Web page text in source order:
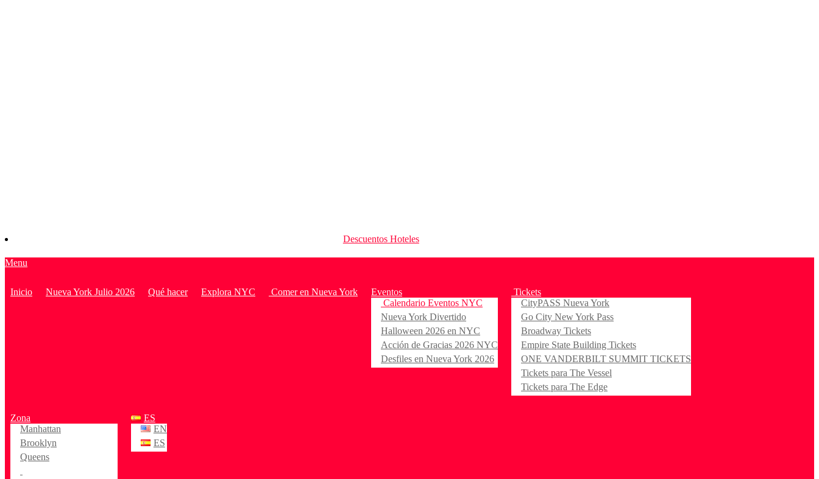
Descuentos Hoteles
Menu
Inicio Nueva York Julio 2026 Qué hacer Explora NYC Comer en Nueva York
Eventos
Calendario Eventos NYC
Nueva York Divertido
Halloween 2026 en NYC
Acción de Gracias 2026 NYC
Desfiles en Nueva York 2026
Tickets
CityPASS Nueva York
Go City New York Pass
Broadway Tickets
Empire State Building Tickets
ONE VANDERBILT SUMMIT TICKETS
Tickets para The Vessel
Tickets para The Edge
Zona
Manhattan
Brooklyn
Queens
ES
EN
ES